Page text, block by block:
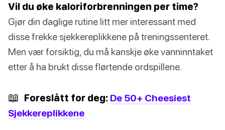
Vil du øke kaloriforbrenningen per time?
Gjør din daglige rutine litt mer interessant med
disse frekke sjekkereplikkene på treningssenteret.
Men vær forsiktig, du må kanskje øke vanninntaket
etter å ha brukt disse flørtende ordspillene.
📖 Foreslått for deg: De 50+ Cheesiest
Sjekkereplikkene